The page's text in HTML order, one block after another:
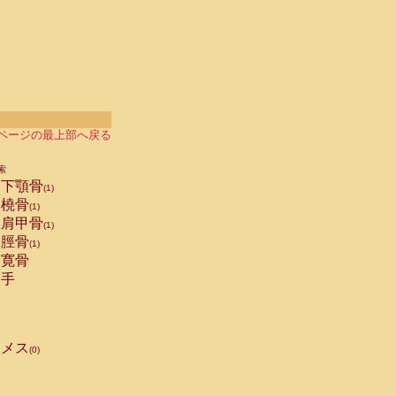
ージの最上部へ戻る
顎骨(1)
骨(1)
甲骨(1)
骨(1)
骨
ス(0)